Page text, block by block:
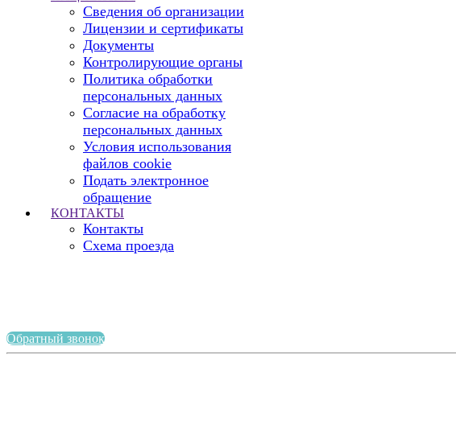
Сведения об организации
Лицензии и сертификаты
Документы
Контролирующие органы
Политика обработки
персональных данных
Согласие на обработку
персональных данных
Условия использования
файлов cookie
Подать электронное
обращение
КОНТАКТЫ
Контакты
Схема проезда
Обратный звонок